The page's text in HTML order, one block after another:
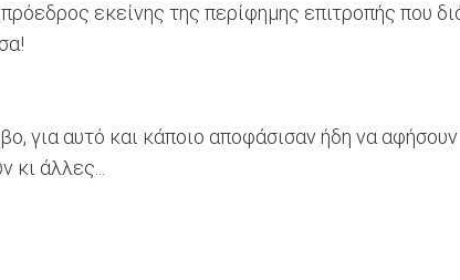
εκείνης της περίφημης επιτροπής που
αυτό και κάποιο αποφάσισαν ήδη να
άλλες...